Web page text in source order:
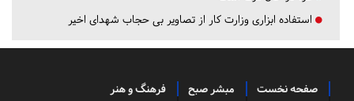
استفاده ابزاری وزارت کار از تصاویر بی حجاب شهدای اخیر
صفحه نخست مبشر صبح فرهنگ و هنر